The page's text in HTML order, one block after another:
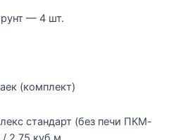
— 4 шт.
(комплект)
стандарт (без печи ПКМ-